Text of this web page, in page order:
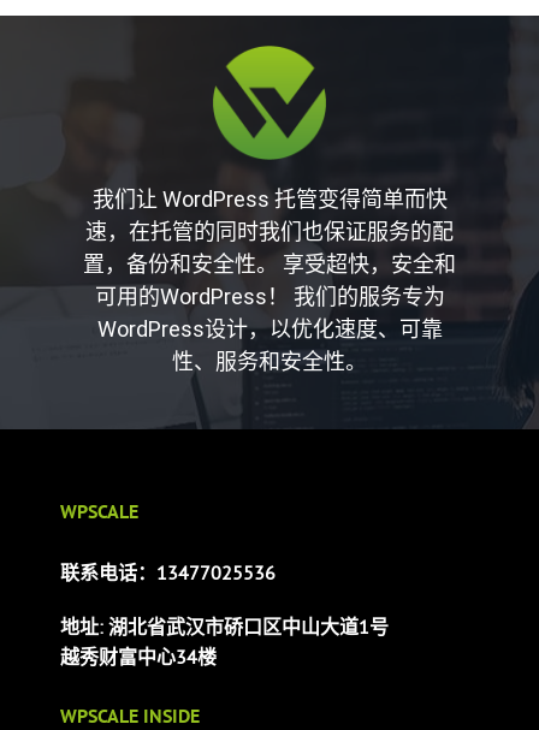
我们让 WordPress 托管变得简单而快
速，在托管的同时我们也保证服务的配
置，备份和安全性。 享受超快，安全和
可用的WordPress！ 我们的服务专为
WordPress设计，以优化速度、可靠
性、服务和安全性。
WPSCALE
联系电话：13477025536
地址: 湖北省武汉市硚口区中山大道1号
越秀财富中心34楼
WPSCALE INSIDE